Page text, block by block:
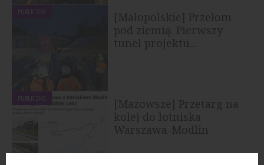
PUBLICZNE
[Małopolskie] Przełom
pod ziemią. Pierwszy
tunel projektu...
PUBLICZNE
[Mazowsze] Przetarg na
kolej do lotniska
Warszawa-Modlin